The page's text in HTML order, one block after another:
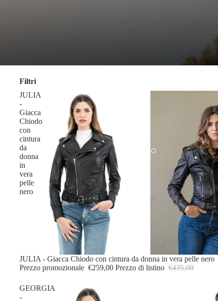
UOMO
Filtri
JULIA
-
Giacca
Chiodo
con
cintura
da
donna
in
vera
pelle
nero
IN OFFERTA
JULIA - Giacca Chiodo con cintura da donna in vera pelle nero
Prezzo promozionale €259,00 Prezzo di listino €435,00
GEORGIA
-